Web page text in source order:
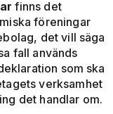
finns det
föreningar
det vill säga
fall används
som ska
verksamhet
det handlar om.